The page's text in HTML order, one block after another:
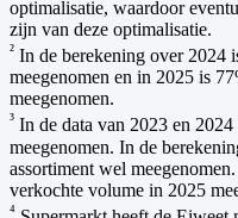
optimalisatie, waardoor
zijn van deze optimalisatie.
² In de berekening over 2024
meegenomen en in 2025 is
meegenomen.
³ In de data van 2023 en
meegenomen. In de
assortiment wel
verkochte volume in 2025
⁴